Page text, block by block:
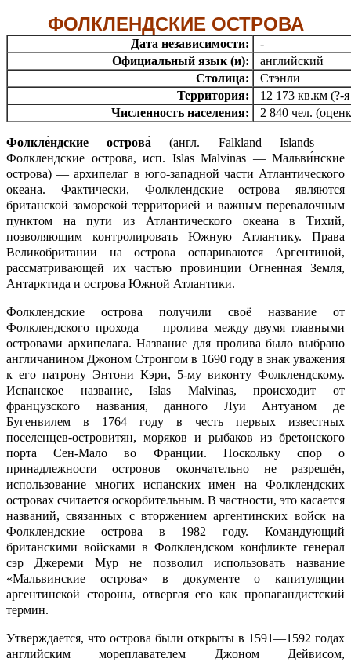
ФОЛКЛЕНДСКИЕ ОСТРОВА
Дата независимости:
-
Официальный язык (и):
английский
Столица:
Стэнли
Территория:
12 173 кв.км (?-
Численность населения:
2 840 чел.
Фолкле́ндские острова́ (англ. Falkland Islands —
Фолклендские острова, исп. Islas Malvinas — Мальви́нские
острова) — архипелаг в юго-западной части Атлантического
океана. Фактически, Фолклендские острова являются
британской заморской территорией и важным перевалочным
пунктом на пути из Атлантического океана в Тихий,
позволяющим контролировать Южную Атлантику. Права
Великобритании на острова оспариваются Аргентиной,
рассматривающей их частью провинции Огненная Земля,
Антарктида и острова Южной Атлантики.
Фолклендские острова получили своё название от
Фолклендского прохода — пролива между двумя главными
островами архипелага. Название для пролива было выбрано
англичанином Джоном Стронгом в 1690 году в знак уважения
к его патрону Энтони Кэри, 5-му виконту Фолклендскому.
Испанское название, Islas Malvinas, происходит от
французского названия, данного Луи Антуаном де
Бугенвилем в 1764 году в честь первых известных
поселенцев-островитян, моряков и рыбаков из бретонского
порта Сен-Мало во Франции. Поскольку спор о
принадлежности островов окончательно не разрешён,
использование многих испанских имен на Фолклендских
островах считается оскорбительным. В частности, это касается
названий, связанных с вторжением аргентинских войск на
Фолклендские острова в 1982 году. Командующий
британскими войсками в Фолклендском конфликте генерал
сэр Джереми Мур не позволил использовать название
«Мальвинские острова» в документе о капитуляции
аргентинской стороны, отвергая его как пропагандистский
термин.
Утверждается, что острова были открыты в 1591—1592 годах
английским мореплавателем Джоном Дейвисом,